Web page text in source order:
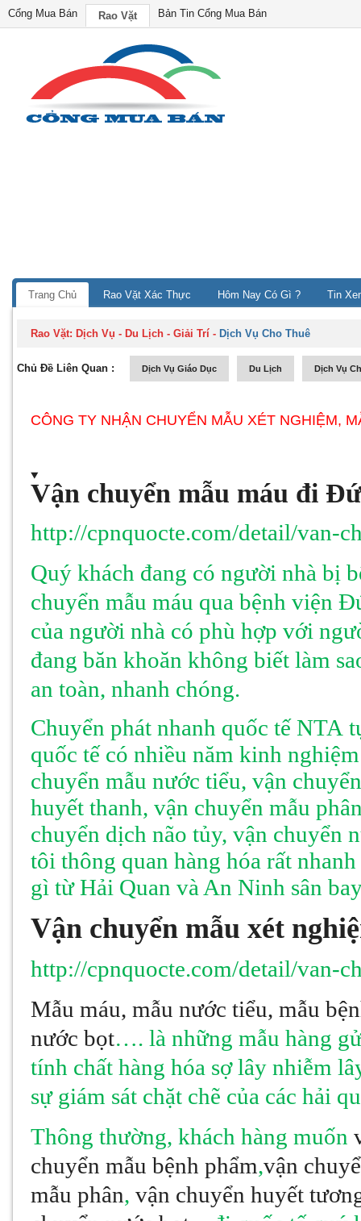
Cổng Mua Bán Rao Vặt Bản Tin Cổng Mua Bán
Trang Chủ Rao Vặt Xác Thực Hôm Nay Có Gì ? Tin
Rao Vặt: Dịch Vụ - Du Lịch - Giải Trí - Dịch Vụ Cho Thuê
Chủ Đề Liên Quan : Dịch Vụ Giáo Dục Du Lịch Dịch Vụ
CÔNG TY NHẬN CHUYỂN MẪU XÉT NGHIỆM,
Vận chuyển mẫu máu đi
http://cpnquocte.com/detail/van-
Quý khách đang có người nhà bị
chuyển mẫu máu qua bệnh viện
của người nhà có phù hợp với
đang băn khoăn không biết làm
an toàn, nhanh chóng.
Chuyển phát nhanh quốc tế NTA
quốc tế có nhiều năm kinh
chuyển mẫu nước tiểu, vận
huyết thanh, vận chuyển mẫu
chuyển dịch não tủy, vận
tôi thông quan hàng hóa rất
gì từ Hải Quan và An Ninh sân
Vận chuyển mẫu xét
http://cpnquocte.com/detail/van-
Mẫu máu, mẫu nước tiểu, mẫu
nước bọt…. là những mẫu hàng
tính chất hàng hóa sợ lây nhiễm
sự giám sát chặt chẽ của các hải
Thông thường, khách hàng muốn
chuyển mẫu bệnh phẩm,vận
mẫu phân,vận chuyển huyết